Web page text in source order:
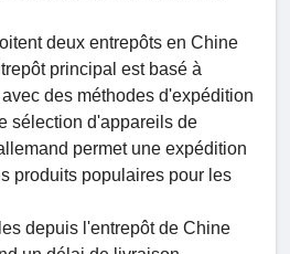
deux entrepôts en Chine
principal est basé à
des méthodes d'expédition
sélection d'appareils de
permet une expédition
produits populaires pour les
depuis l'entrepôt de Chine